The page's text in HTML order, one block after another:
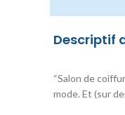
Descriptif
“Salon de
mode. Et (sur